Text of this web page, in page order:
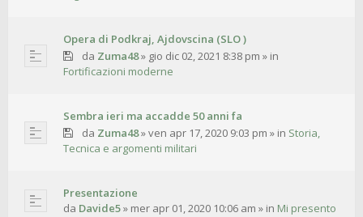
Opera di Podkraj, Ajdovscina (SLO )
da Zuma48» gio dic 02, 2021 8:38 pm » in
Fortificazioni moderne
Sembra ieri ma accadde 50 anni fa
da Zuma48»ven apr 17, 2020 9:03 pm » in Storia,
Tecnica e argomenti militari
Presentazione
da Davide5» mer apr 01, 2020 10:06 am » in Mi presento